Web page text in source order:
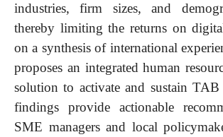
industries, firm sizes, and
thereby limiting the returns on
on a synthesis of international
proposes an integrated human
solution to activate and sustain
findings provide actionable
SME managers and local